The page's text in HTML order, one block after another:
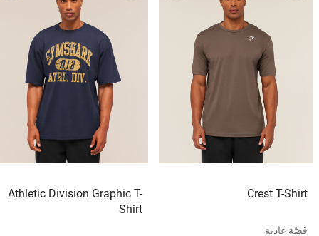
Crest T-Shirt
قصّة عادية
Athletic Division Graphic T-
Shirt